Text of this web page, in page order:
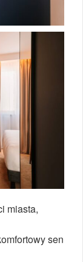
miasta,
sen